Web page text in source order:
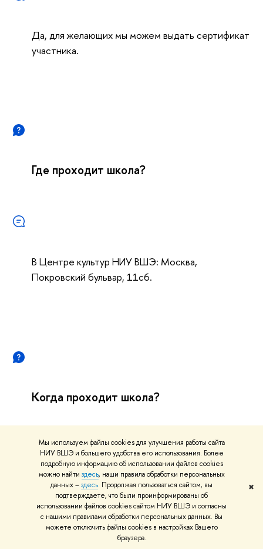
Мы используем файлы cookies для улучшения работы сайта
НИУ ВШЭ и большего удобства его использования. Более
подробную информацию об использовании файлов cookies
можно найти здесь, наши правила обработки персональных
данных –здесь. Продолжая пользоваться сайтом, вы
подтверждаете, что были проинформированы о
использовании файлов cookies сайтом НИУ ВШЭ и согласны
с нашими правилами обработки персональных данных. Вы
можете отключить файлы cookies в настройках Вашего
раузера.
✖
Да, для желающих мы можем выдать сертификат
участника.
Где проходит школа?
Центре культур НИУ ВШЭ: Москва,
Покровский бульвар, 11с6.
Когда проходит школа?
24—25 августа 2024